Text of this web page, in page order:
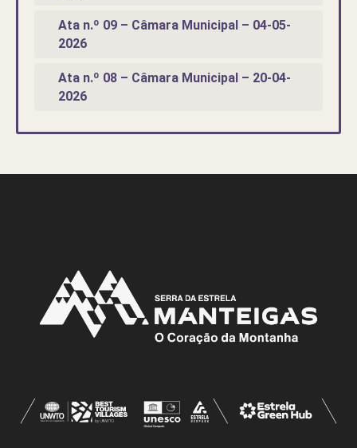
Ata n.º 09 – Câmara Municipal – 04-05-
2026
Ata n.º 08 – Câmara Municipal – 20-04-
2026